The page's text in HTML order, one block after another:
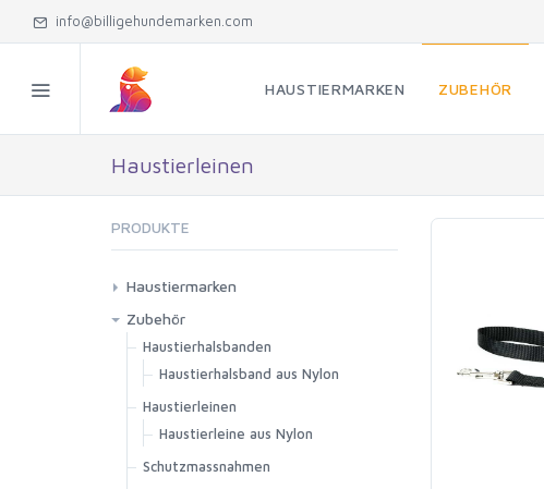
info@billigehundemarken.com
HAUSTIERMARKEN ZUBEHÖR
Haustierleinen
PRODUKTE
Haustiermarken
Aluminium
Edelstahl
Silikon
Holtz
Zubehör
Haustierhalsbanden
Haustierhalsband aus Nylon
Haustierleinen
Haustierleine aus Nylon
Schutzmassnahmen